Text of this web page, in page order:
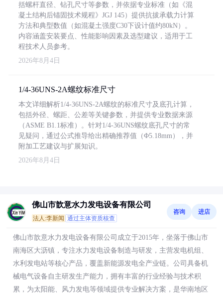
括螺杆直径、钻孔尺寸等参数，并依据专业标准（如《混
凝土结构后锚固技术规程》JGJ 145）提供抗拔承载力计算
方法和典型数值（如混凝土强度C30下设计值约80kN）。
内容涵盖安装要点、性能影响因素及选型建议，适用于工
程技术人员参考。
2026年8月4日
1/4-36UNS-2A螺纹标准尺寸
本文详细解析1/4-36UNS-2A螺纹的标准尺寸及底孔计算，
包括外径、螺距、公差等关键参数，并提供专业数据来源
（ASME B1.1标准）。针对1/4-36UNS螺纹底孔尺寸的常
见疑问，通过公式推导给出精确推荐值（Φ5.18mm），并
附加工艺建议与扩展知识。
2026年8月4日
佛山市歆意水力发电设备有限公司
法人:李新闻 通过主体资质核查
咨询 进店
佛山市歆意水力发电设备有限公司成立于2015年，坐落于佛山市
南海区大沥镇，专注水力发电设备制造与研发，主营发电机组、
水利发电站等核心产品，覆盖新能源发电全产业链。公司具备机
械电气设备自主研发生产能力，拥有丰富的行业经验与技术积
累，为太阳能、风力发电等领域提供专业解决方案，是华南地区